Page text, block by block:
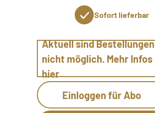
Sofort lieferbar
Aktuell sind Bestellungen
nicht möglich. Mehr Infos
hier
Einloggen für Abo